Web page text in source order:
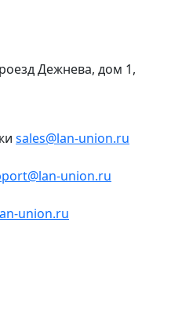
Дежнева, дом 1,
sales@lan-union.ru
union.ru
union.ru